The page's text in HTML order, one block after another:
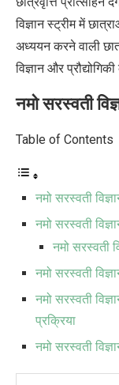
विज्ञान स्ट्रीम में
अध्ययन करने वाली
विज्ञान और
नमो सरस्वती
Table of Contents
नमो सरस्वती
नमो सरस्वती
नमो सरस्वती
नमो सरस्वती
नमो सरस्वती
प्रक्रिया
नमो सरस्वती